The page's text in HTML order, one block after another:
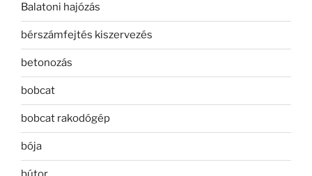
Balatoni hajózás
bérszámfejtés kiszervezés
betonozás
bobcat
bobcat rakodógép
bója